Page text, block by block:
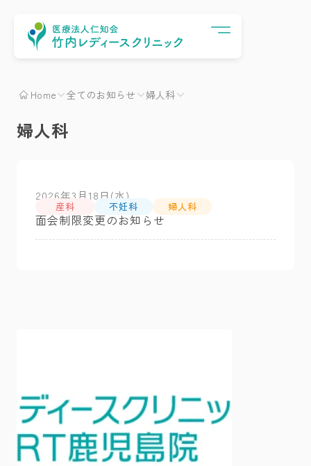
Home 全てのお知らせ 婦人科
婦人科
2026年3月18日(水)
産科 不妊科 婦人科
面会制限変更のお知らせ